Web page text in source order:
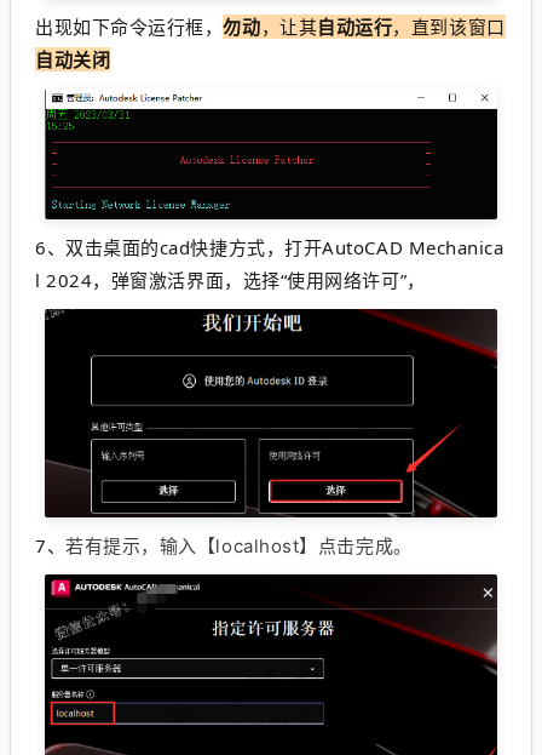
出现如下命令运行框，勿动，让其自动运行，直到该窗口
自动关闭
6、 双击桌面的cad快捷方式，打开AutoCAD Mechanica
l 2024，弹窗激活界面，选择“使用网络许可”，
7、若有提示，输入【localhost】点击完成。